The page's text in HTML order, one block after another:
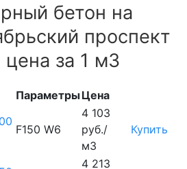
бетон на
проспект
цена за 1 м3
ПараметрыЦена
F150 W6
4 103
руб./
м3
Купить
4 213